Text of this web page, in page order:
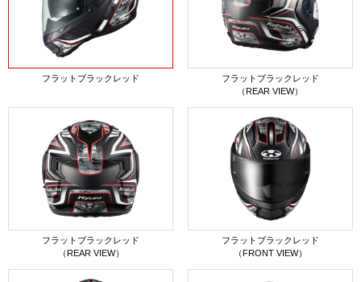
フラットブラックレッド
フラットブラックレッド
（REAR VIEW）
フラットブラックレッド
（REAR VIEW）
フラットブラックレッド
（FRONT VIEW）